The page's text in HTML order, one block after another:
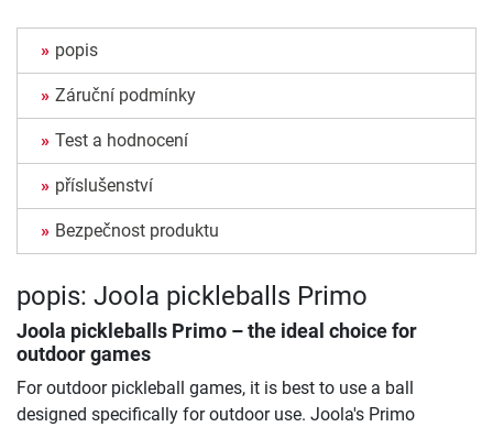
popis
Záruční podmínky
Test a hodnocení
příslušenství
Bezpečnost produktu
popis: Joola pickleballs Primo
Joola pickleballs Primo – the ideal choice for
outdoor games
For outdoor pickleball games, it is best to use a ball
designed specifically for outdoor use. Joola's Primo